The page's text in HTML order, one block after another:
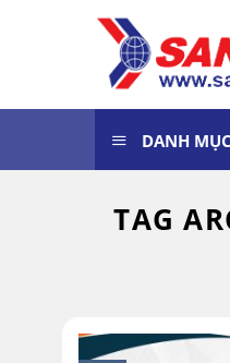
DANH
TAG